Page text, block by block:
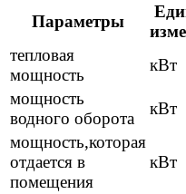
Параметры
тепловая
мощность
кВт
мощность
водного оборота
кВт
мощность,которая
отдается в
помещения
кВт